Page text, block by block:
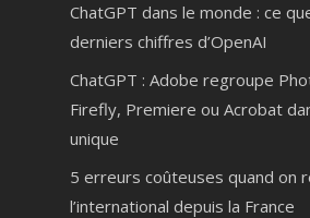
ChatGPT dans le monde : ce
derniers chiffres d’OpenAI
ChatGPT : Adobe regroupe
Firefly, Premiere ou Acrobat
unique
5 erreurs coûteuses quand on
l’international depuis la France